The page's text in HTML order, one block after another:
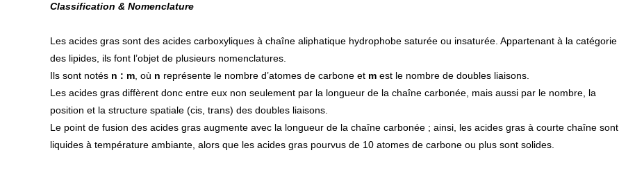
Classification & Nomenclature
Les acides gras sont des acides carboxyliques à chaîne aliphatique hydrophobe saturée ou insaturée. Appartenant à la catégorie
des lipides, ils font l’objet de plusieurs nomenclatures.
Ils sont notés n : m , où n représente le nombre d’atomes de carbone et m est le nombre de doubles liaisons.
Les acides gras diffèrent donc entre eux non seulement par la longueur de la chaîne carbonée, mais aussi par le nombre, la
position et la structure spatiale (cis, trans) des doubles liaisons.
Le point de fusion des acides gras augmente avec la longueur de la chaîne carbonée ; ainsi, les acides gras à courte chaîne sont
liquides à température ambiante, alors que les acides gras pourvus de 10 atomes de carbone ou plus sont solides.